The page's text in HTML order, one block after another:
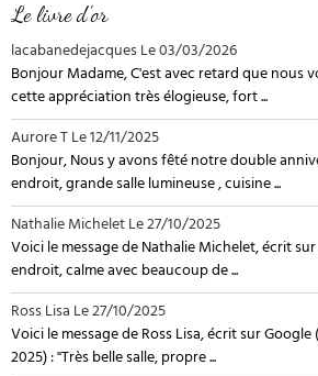
Le livre d'or
lacabanedejacquesLe 03/03/2026
Bonjour Madame, C'est avec retard que nous
cette appréciation très élogieuse, fort ...
Aurore TLe 12/11/2025
Bonjour, Nous y avons fêté notre double
endroit, grande salle lumineuse , cuisine ...
Nathalie MicheletLe 27/10/2025
Voici le message de Nathalie Michelet, écrit
endroit, calme avec beaucoup de ...
Ross LisaLe 27/10/2025
Voici le message de Ross Lisa, écrit sur
2025) : "Très belle salle, propre ...